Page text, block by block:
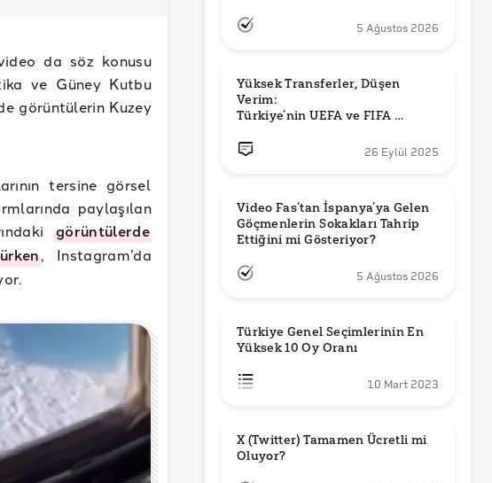
da söz konusu
ve Güney Kutbu
görüntülerin Kuzey
tersine görsel
paylaşılan
görüntülerde
, Instagram’da
5 Ağustos 2026
Yüksek Transferler, Düşen
Verim:
Türkiye’nin UEFA ve FIFA
26 Eylül 2025
Video Fas’tan İspanya’ya Gelen
Göçmenlerin Sokakları Tahrip
Ettiğini mi Gösteriyor?
5 Ağustos 2026
Türkiye Genel Seçimlerinin En
Yüksek 10 Oy Oranı
10 Mart 2023
X (Twitter) Tamamen Ücretli mi
Oluyor?